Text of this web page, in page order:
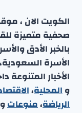
الكويت الان ،
صحفية متميزة
بالخبر الأدق
الأسرة
الأخبار المتنوعة
والمحلية،
الرياضة،منوعاتو